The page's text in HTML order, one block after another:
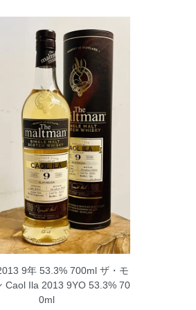
9年 53.3% 700ml ザ・モ
Caol Ila 2013 9YO 53.3% 70
0ml